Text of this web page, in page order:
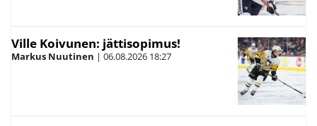
Ville Koivunen: jättisopimus!
Markus Nuutinen | 06.08.2026 18:27